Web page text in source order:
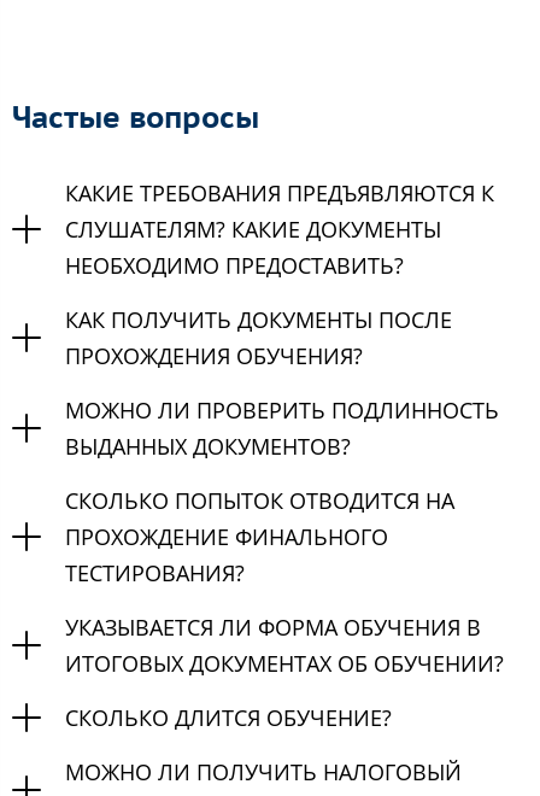
Частые вопросы
КАКИЕ ТРЕБОВАНИЯ ПРЕДЪЯВЛЯЮТСЯ К
СЛУШАТЕЛЯМ? КАКИЕ ДОКУМЕНТЫ
НЕОБХОДИМО ПРЕДОСТАВИТЬ?
КАК ПОЛУЧИТЬ ДОКУМЕНТЫ ПОСЛЕ
ПРОХОЖДЕНИЯ ОБУЧЕНИЯ?
МОЖНО ЛИ ПРОВЕРИТЬ ПОДЛИННОСТЬ
ВЫДАННЫХ ДОКУМЕНТОВ?
СКОЛЬКО ПОПЫТОК ОТВОДИТСЯ НА
ПРОХОЖДЕНИЕ ФИНАЛЬНОГО
ТЕСТИРОВАНИЯ?
УКАЗЫВАЕТСЯ ЛИ ФОРМА ОБУЧЕНИЯ В
ИТОГОВЫХ ДОКУМЕНТАХ ОБ ОБУЧЕНИИ?
СКОЛЬКО ДЛИТСЯ ОБУЧЕНИЕ?
МОЖНО ЛИ ПОЛУЧИТЬ НАЛОГОВЫЙ